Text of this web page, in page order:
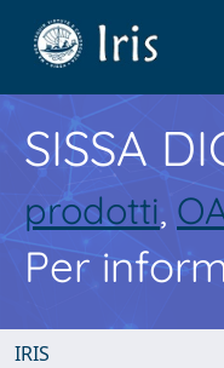
SISSA
prodotti,
Per
IRIS